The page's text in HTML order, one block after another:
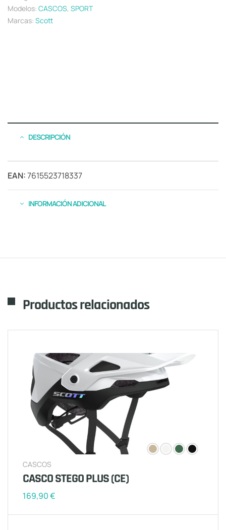
Modelos: CASCOS, SPORT
Marcas: Scott
DESCRIPCIÓN
EAN:7615523718337
INFORMACIÓN ADICIONAL
Productos relacionados
CASCOS
CASCO STEGO PLUS (CE)
169,90€